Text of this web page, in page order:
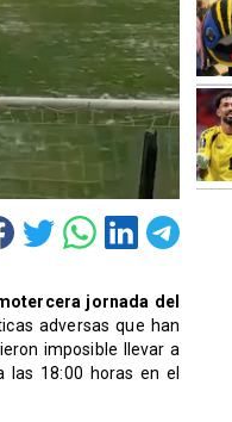
jornada del
adversas que han
imposible llevar a
18:00 horas en el